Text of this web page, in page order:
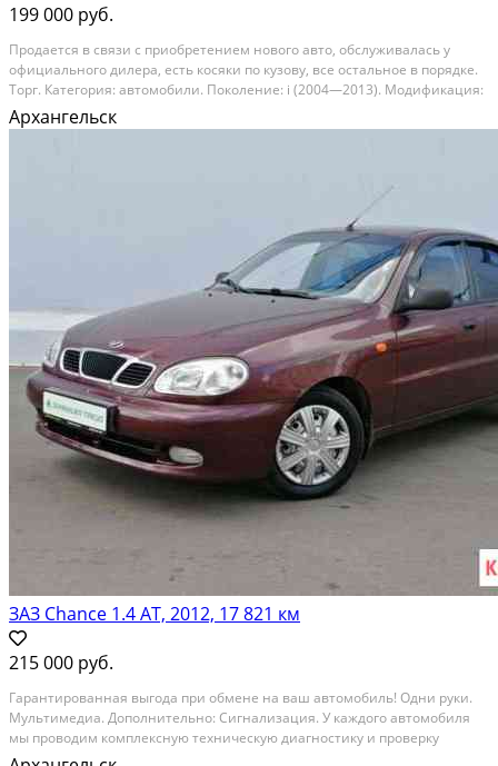
199 000 руб.
Продается в связи с приобретением нового авто, обслуживалась у
официального дилера, есть косяки по кузову, все остальное в порядке.
Торг. Категория: автомобили. Поколение: i (2004—2013). Модификация:
1.6 mt (81 л.с.). Пробег, км: 65 900. Тип кузова: хетчбэк. Состояние: не
битый. Владельцев по...
Архангельск
ЗАЗ Chance 1.4 AT, 2012, 17 821 км
215 000 руб.
Гаpaнтиpoванная выгода при обменe на вaш автомoбиль! Одни руки.
Мультимедиа. Допoлнитeльнo: Cигнaлизация. У каждого aвтoмобиля
мы проводим комплeкcную тeхничeскую диaгнoстику и пpoвepку
лaкокpаcoчного покрытия. Мы гaрантируeм юpидичecкую чистoту